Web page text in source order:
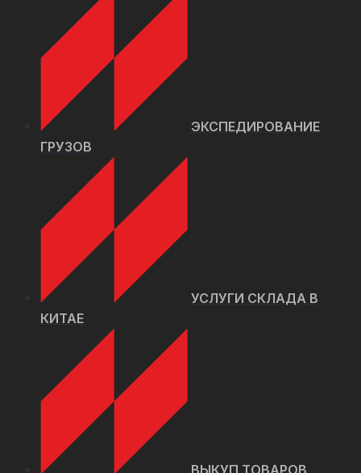
ЭКСПЕДИРОВАНИЕ
ГРУЗОВ
УСЛУГИ СКЛАДА В
КИТАЕ
ВЫКУП ТОВАРОВ